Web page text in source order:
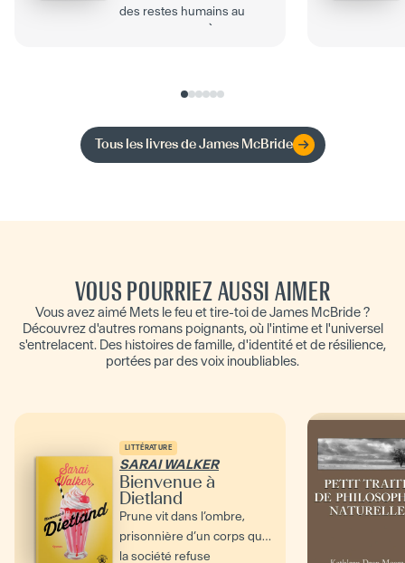
des restes humains au
Tous les livres deJames McBride
VOUS POURRIEZ AUSSI AIMER
Vous avez aimé Mets le feu et tire-toi de James McBride ?
Découvrez d'autres romans poignants, où l'intime et l'universel
s'entrelacent. Des histoires de famille, d'identité et de résilience,
portées par des voix inoubliables.
LITTÉRATURE
SARAI WALKER
Bienvenue à
Dietland
Prune vit dans l’ombre,
prisonnière d’un corps que
la société refuse